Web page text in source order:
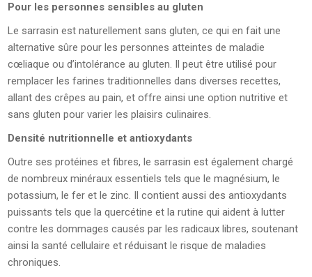
Pour les personnes sensibles au gluten
Le sarrasin est naturellement sans gluten, ce qui en fait une
alternative sûre pour les personnes atteintes de maladie
cœliaque ou d’intolérance au gluten. Il peut être utilisé pour
remplacer les farines traditionnelles dans diverses recettes,
allant des crêpes au pain, et offre ainsi une option nutritive et
sans gluten pour varier les plaisirs culinaires.
Densité nutritionnelle et antioxydants
Outre ses protéines et fibres, le sarrasin est également chargé
de nombreux minéraux essentiels tels que le magnésium, le
potassium, le fer et le zinc. Il contient aussi des antioxydants
puissants tels que la quercétine et la rutine qui aident à lutter
contre les dommages causés par les radicaux libres, soutenant
ainsi la santé cellulaire et réduisant le risque de maladies
chroniques.